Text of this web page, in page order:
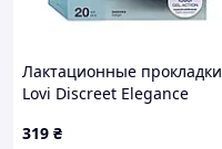
Лактационные прокладки
Lovi Discreet Elegance
319 ₴